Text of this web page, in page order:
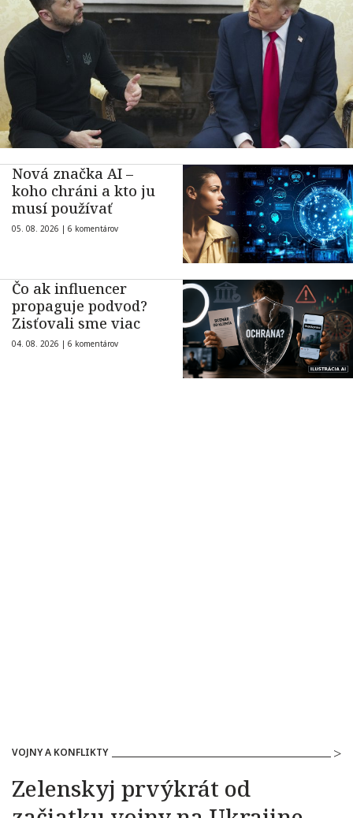
Nová značka AI –
koho chráni a kto ju
musí používať
05. 08. 2026 | 6 komentárov
Čo ak influencer
propaguje podvod?
Zisťovali sme viac
04. 08. 2026 | 6 komentárov
VOJNY A KONFLIKTY
Zelenskyj prvýkrát od